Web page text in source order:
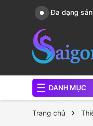
Sài Gòn
DANH MỤC
Trang chủ